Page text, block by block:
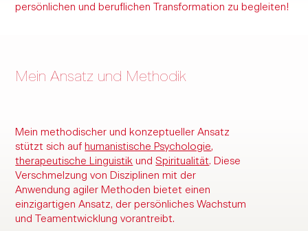
persönlichen und beruflichen Transformation zu begleiten!
Mein methodischer und konzeptueller Ansatz
stützt sich aufhumanistische Psychologie,
therapeutische Linguistik undSpiritualität. Diese
Verschmelzung von Disziplinen mit der
Anwendung agiler Methoden bietet einen
einzigartigen Ansatz, der persönliches Wachstum
und Teamentwicklung vorantreibt.
Mein Ansatz und Methodik